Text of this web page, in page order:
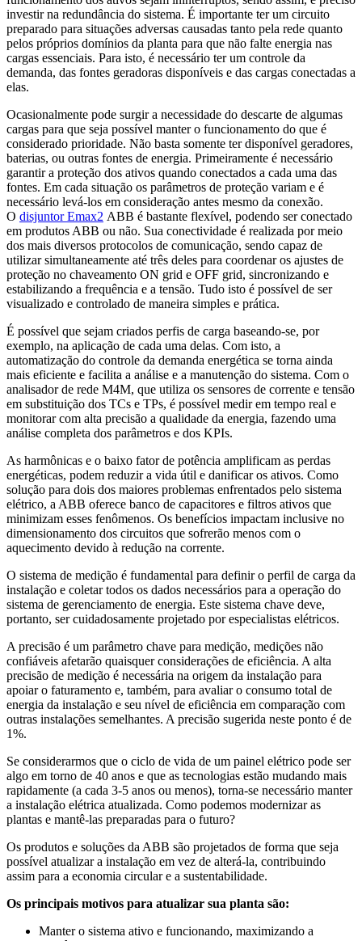
investir na redundância do sistema. É importante ter um circuito
preparado para situações adversas causadas tanto pela rede quanto
pelos próprios domínios da planta para que não falte energia nas
cargas essenciais. Para isto, é necessário ter um controle da
demanda, das fontes geradoras disponíveis e das cargas conectadas a
elas.
Ocasionalmente pode surgir a necessidade do descarte de algumas
cargas para que seja possível manter o funcionamento do que é
considerado prioridade. Não basta somente ter disponível geradores,
baterias, ou outras fontes de energia. Primeiramente é necessário
garantir a proteção dos ativos quando conectados a cada uma das
fontes. Em cada situação os parâmetros de proteção variam e é
necessário levá-los em consideração antes mesmo da conexão.
O disjuntor Emax2 ABB é bastante flexível, podendo ser conectado
em produtos ABB ou não. Sua conectividade é realizada por meio
dos mais diversos protocolos de comunicação, sendo capaz de
utilizar simultaneamente até três deles para coordenar os ajustes de
proteção no chaveamento ON grid e OFF grid, sincronizando e
estabilizando a frequência e a tensão. Tudo isto é possível de ser
visualizado e controlado de maneira simples e prática.
É possível que sejam criados perfis de carga baseando-se, por
exemplo, na aplicação de cada uma delas. Com isto, a
automatização do controle da demanda energética se torna ainda
mais eficiente e facilita a análise e a manutenção do sistema. Com o
analisador de rede M4M, que utiliza os sensores de corrente e tensão
em substituição dos TCs e TPs, é possível medir em tempo real e
monitorar com alta precisão a qualidade da energia, fazendo uma
análise completa dos parâmetros e dos KPIs.
As harmônicas e o baixo fator de potência amplificam as perdas
energéticas, podem reduzir a vida útil e danificar os ativos. Como
solução para dois dos maiores problemas enfrentados pelo sistema
elétrico, a ABB oferece banco de capacitores e filtros ativos que
minimizam esses fenômenos. Os benefícios impactam inclusive no
dimensionamento dos circuitos que sofrerão menos com o
aquecimento devido à redução na corrente.
O sistema de medição é fundamental para definir o perfil de carga da
instalação e coletar todos os dados necessários para a operação do
sistema de gerenciamento de energia. Este sistema chave deve,
portanto, ser cuidadosamente projetado por especialistas elétricos.
A precisão é um parâmetro chave para medição, medições não
confiáveis afetarão quaisquer considerações de eficiência. A alta
precisão de medição é necessária na origem da instalação para
apoiar o faturamento e, também, para avaliar o consumo total de
energia da instalação e seu nível de eficiência em comparação com
outras instalações semelhantes. A precisão sugerida neste ponto é de
1%.
Se considerarmos que o ciclo de vida de um painel elétrico pode ser
algo em torno de 40 anos e que as tecnologias estão mudando mais
rapidamente (a cada 3-5 anos ou menos), torna-se necessário manter
a instalação elétrica atualizada. Como podemos modernizar as
plantas e mantê-las preparadas para o futuro?
Os produtos e soluções da ABB são projetados de forma que seja
possível atualizar a instalação em vez de alterá-la, contribuindo
assim para a economia circular e a sustentabilidade.
Os principais motivos para atualizar sua planta são:
Manter o sistema ativo e funcionando, maximizando a